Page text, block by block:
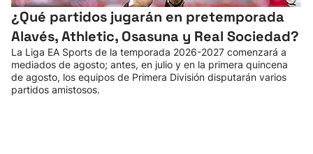
¿Qué partidos jugarán en pretemporada
Alavés, Athletic, Osasuna y Real Sociedad?
La Liga EA Sports de la temporada 2026-2027 comenzará a
mediados de agosto; antes, en julio y en la primera quincena
de agosto, los equipos de Primera División disputarán varios
partidos amistosos.